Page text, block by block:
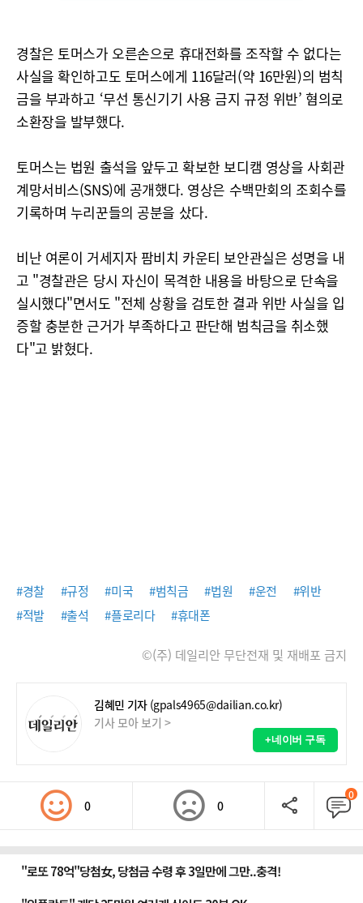
경찰은 토머스가 오른손으로 휴대전화를 조작할 수 없다는
사실을 확인하고도 토머스에게 116달러(약 16만원)의 범칙
금을 부과하고 ‘무선 통신기기 사용 금지 규정 위반’ 혐의로
소환장을 발부했다.
토머스는 법원 출석을 앞두고 확보한 보디캠 영상을 사회관
계망서비스(SNS)에 공개했다. 영상은 수백만회의 조회수를
기록하며 누리꾼들의 공분을 샀다.
비난 여론이 거세지자 팜비치 카운티 보안관실은 성명을 내
고 "경찰관은 당시 자신이 목격한 내용을 바탕으로 단속을
실시했다"면서도 "전체 상황을 검토한 결과 위반 사실을 입
증할 충분한 근거가 부족하다고 판단해 범칙금을 취소했
다"고 밝혔다.
#경찰 #규정 #미국 #범칙금 #법원 #운전
#위반
#적발
#출석 #플로리다 #휴대폰
©(주) 데일리안 무단전재 및 재배포 금지
김혜민 기자 (gpals4965@dailian.co.kr)
기사 모아 보기 >
+네이버 구독
0 0
0